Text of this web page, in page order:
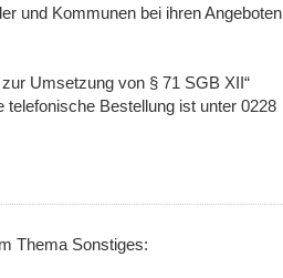
und Kommunen bei ihren Angeboten
Umsetzung von § 71 SGB XII“
Bestellung ist unter 0228
Thema Sonstiges: